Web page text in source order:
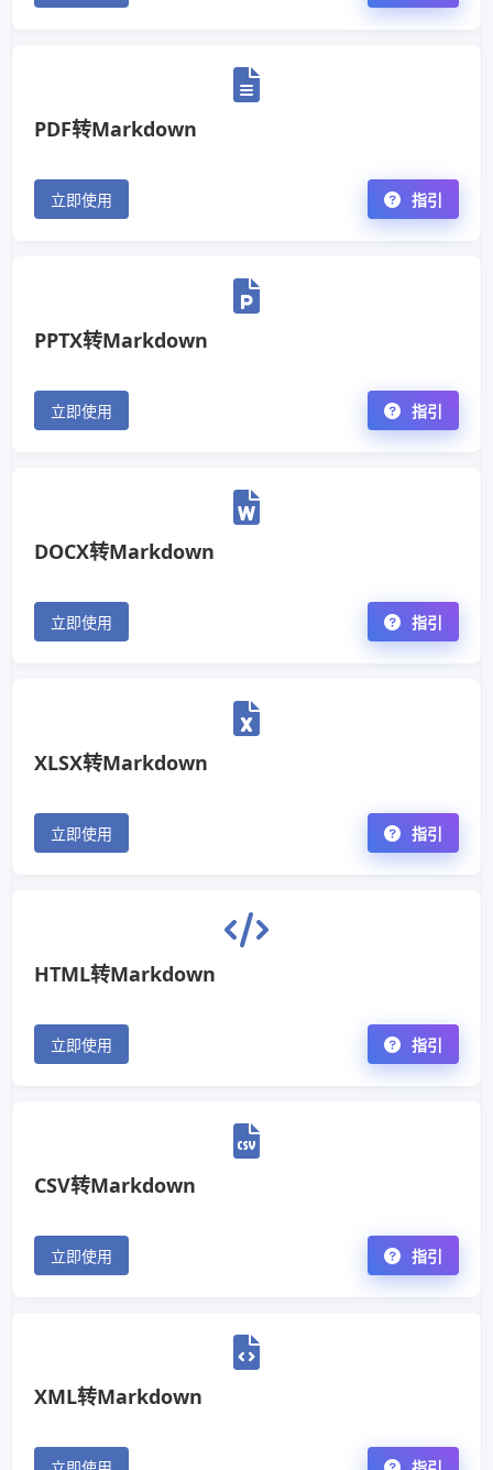
PDF转Markdown
立即使用 指引
PPTX转Markdown
立即使用 指引
DOCX转Markdown
立即使用 指引
XLSX转Markdown
立即使用 指引
HTML转Markdown
立即使用 指引
CSV转Markdown
立即使用 指引
XML转Markdown